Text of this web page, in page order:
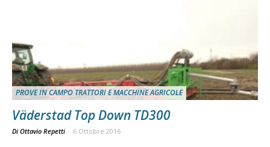
PROVE IN CAMPO TRATTORI E MACCHINE AGRICOLE
Väderstad Top Down TD300
Di Ottavio Repetti - 6 Ottobre 2016